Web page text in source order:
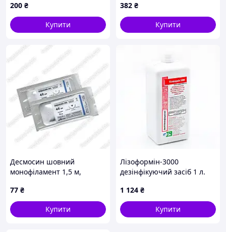
200 ₴
Купити
382 ₴
Купити
Десмосин шовний
монофіламент 1,5 м,
77 ₴
Купити
Лізоформін-3000
дезінфікуючий засіб 1 л.
1 124 ₴
Купити